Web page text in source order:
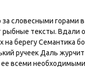
словесными горами в
рыбные тексты. Вдали
на берегу Семантика
ручеек Даль журчит
ее всеми